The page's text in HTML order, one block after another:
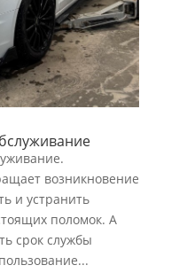
возникновение
и устранить
поломок. А
срок службы